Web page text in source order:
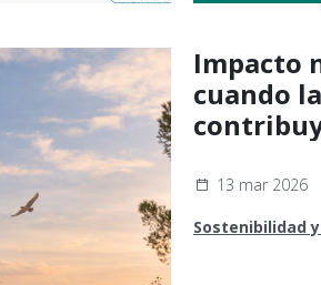
Impacto
cuando
13 mar 2026
Sostenibilidad